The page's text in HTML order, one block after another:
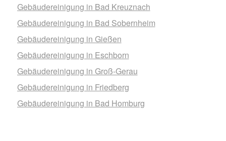
Gebäudereinigung in Bad Kreuznach
Gebäudereinigung in Bad Sobernheim
Gebäudereinigung in Gießen
Gebäudereinigung in Eschborn
Gebäudereinigung in Groß-Gerau
Gebäudereinigung in Friedberg
Gebäudereinigung in Bad Homburg